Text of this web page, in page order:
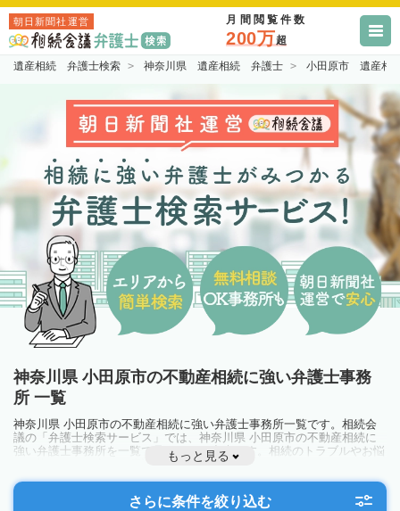
朝日新聞社運営 月間閲覧件数
200万超
遺産相続 弁護士検索 神奈川県 遺産相続 弁護士 小田原市 遺産相
神奈川県 小田原市の不動産相続に強い弁護士事務
所 一覧
神奈川県 小田原市の不動産相続に強い弁護士事務所一覧です。相続会
議の「弁護士検索サービス」では、神奈川県 小田原市の不動産相続に
強い弁護士事務所を一覧で見ることが出来ます。相続のトラブルやお悩
みを抱えている方は一度近隣の弁護士に相談してみましょう。
もっと見る
さらに条件を絞り込む